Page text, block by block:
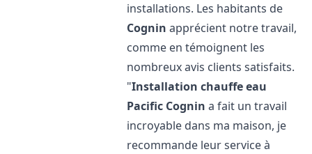
installations. Les habitants de
Cognin apprécient notre travail,
comme en témoignent les
nombreux avis clients satisfaits.
"Installation chauffe eau
Pacific Cognin a fait un travail
incroyable dans ma maison, je
recommande leur service à